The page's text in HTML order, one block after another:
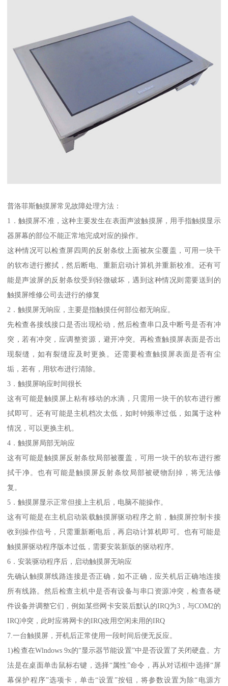
普洛菲斯触摸屏常见故障处理方法：
1．触摸屏不准，这种主要发生在表面声波触摸屏，用手指触摸显示
器屏幕的部位不能正常地完成对应的操作。
这种情况可以检查屏四周的反射条纹上面被灰尘覆盖，可用一块干
的软布进行擦拭，然后断电、重新启动计算机并重新校准。还有可
能是声波屏的反射条纹受到轻微破坏，遇到这种情况则需要送到的
触摸屏维修公司去进行的修复
2．触摸屏无响应，主要是指触摸任何部位都无响应。
先检查各接线接口是否出现松动，然后检查串口及中断号是否有冲
突，若有冲突，应调整资源，避开冲突。再检查触摸屏表面是否出
现裂缝，如有裂缝应及时更换。还需要检查触摸屏表面是否有尘
垢，若有，用软布进行清除。
3．触摸屏响应时间很长
这有可能是触摸屏上粘有移动的水滴，只需用一块干的软布进行擦
拭即可。还有可能是主机档次太低，如时钟频率过低，如属于这种
情况，可以更换主机。
4．触摸屏局部无响应
这有可能是触摸屏反射条纹局部被覆盖，可用一块干的软布进行擦
拭干净。也有可能是触摸屏反射条纹局部被硬物刮掉，将无法修
复。
5．触摸屏显示正常但接上主机后，电脑不能操作。
这有可能是在主机启动装载触摸屏驱动程序之前，触摸屏控制卡接
收到操作信号，只需重新断电后，再启动计算机即可。也有可能是
触摸屏驱动程序版本过低，需要安装新版的驱动程序。
6．安装驱动程序后，启动触摸屏无响应
先确认触摸屏线路连接是否正确，如不正确，应关机后正确地连接
所有线路。然后检查主机中是否有设备与串口资源冲突，检查各硬
件设备并调整它们，例如某些网卡安装后默认的IRQ为3，与COM2的
IRQ冲突，此时应将网卡的IRQ改用空闲未用的IRQ
7.一台触摸屏，开机后正常使用一段时间后便无反应。
1)检查在Wlndows 9x的“显示器节能设置”中是否设置了关闭硬盘。方
法是在桌面单击鼠标右键，选择“属性”命令，再从对话框中选择“屏
幕保护程序”选项卡，单击“设置”按钮，将参数设置为除“电源方